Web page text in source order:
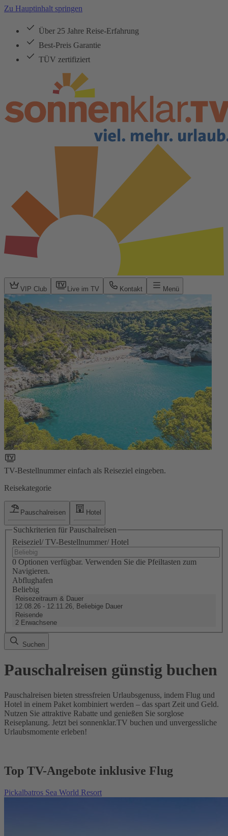
Zu Hauptinhalt springen
Über 25 Jahre Reise-Erfahrung
Best-Preis Garantie
TÜV zertifiziert
VIP Club Live im TV Kontakt Menü
TV-Bestellnummer einfach als Reiseziel eingeben.
Reisekategorie
Pauschalreisen Hotel
Suchkriterien für Pauschalreisen
Reiseziel/ TV-Bestellnummer/ Hotel
0 Optionen verfügbar. Verwenden Sie die Pfeiltasten zum
Navigieren.
Abflughafen
Beliebig
Reisezeitraum & Dauer
12.08.26 - 12.11.26, Beliebige Dauer
Reisende
2 Erwachsene
Suchen
Pauschalreisen günstig buchen
Pauschalreisen bieten stressfreien Urlaubsgenuss, indem Flug und
Hotel in einem Paket kombiniert werden – das spart Zeit und Geld.
Nutzen Sie attraktive Rabatte und genießen Sie sorglose
Reiseplanung. Jetzt bei sonnenklar.TV buchen und unvergessliche
Urlaubsmomente erleben!
Top TV-Angebote inklusive Flug
Pickalbatros Sea World Resort